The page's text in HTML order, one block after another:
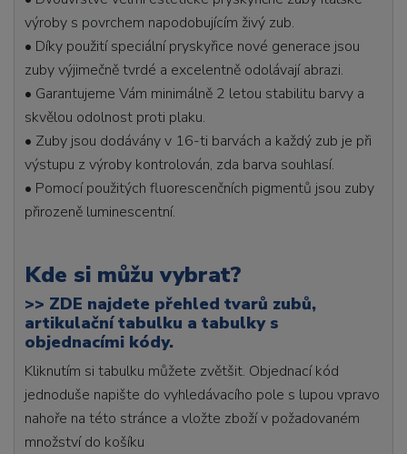
výroby s povrchem napodobujícím živý zub.
• Díky použití speciální pryskyřice nové generace jsou
zuby výjimečně tvrdé a excelentně odolávají abrazi.
• Garantujeme Vám minimálně 2 letou stabilitu barvy a
skvělou odolnost proti plaku.
• Zuby jsou dodávány v 16-ti barvách a každý zub je při
výstupu z výroby kontrolován, zda barva souhlasí.
• Pomocí použitých fluorescenčních pigmentů jsou zuby
přirozeně luminescentní.
Kde si můžu vybrat?
>> ZDE najdete přehled tvarů zubů,
artikulační tabulku a tabulky s
objednacími kódy.
Kliknutím si tabulku můžete zvětšit. Objednací kód
jednoduše napište do vyhledávacího pole s lupou vpravo
nahoře na této stránce a vložte zboží v požadovaném
množství do košíku